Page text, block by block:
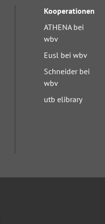
Kooperationen
ATHENA bei
wbv
Eusl bei wbv
Schneider bei
wbv
utb elibrary